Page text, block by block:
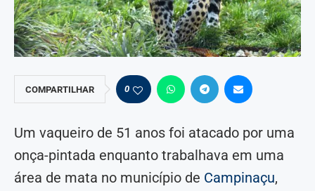
COMPARTILHAR 0
Um vaqueiro de 51 anos foi atacado por uma
onça-pintada enquanto trabalhava em uma
área de mata no município de Campinaçu,